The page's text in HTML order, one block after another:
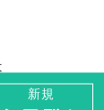
さい新規